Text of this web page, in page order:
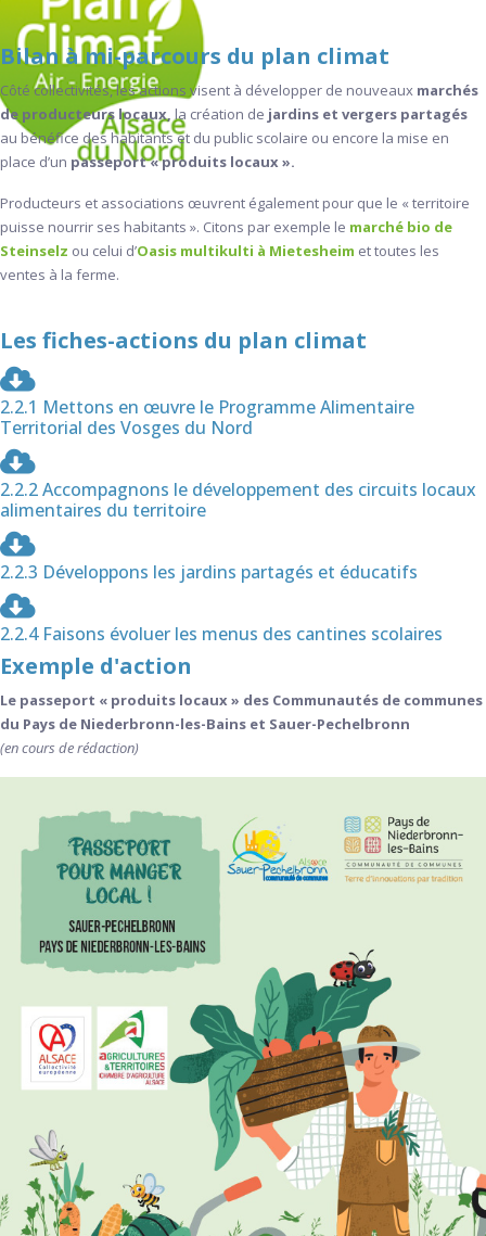
Bilan à mi-parcours du plan climat
Côté collectivités, les actions visent à développer de nouveaux marchés
de producteurs locaux, la création de jardins et vergers partagés
au bénéfice des habitants et du public scolaire ou encore la mise en
place d’un passeport « produits locaux ».
Producteurs et associations œuvrent également pour que le « territoire
puisse nourrir ses habitants ». Citons par exemple le marché bio de
Steinselz ou celui d’Oasis multikulti à Mietesheim et toutes les
ventes à la ferme.
Les fiches-actions du plan climat
2.2.1 Mettons en œuvre le Programme Alimentaire
Territorial des Vosges du Nord
2.2.2 Accompagnons le développement des circuits locaux
alimentaires du territoire
2.2.3 Développons les jardins partagés et éducatifs
2.2.4 Faisons évoluer les menus des cantines scolaires
Exemple d'action
Le passeport « produits locaux » des Communautés de communes
du Pays de Niederbronn-les-Bains et Sauer-Pechelbronn
(en cours de rédaction)